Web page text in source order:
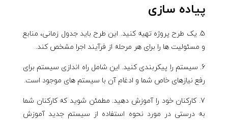
پیاده سازی
یک طرح پروژه تهیه کنید. این طرح باید جدول زمانی، منابع
و مسئولیت ها را برای هر مرحله از فرآیند اجرا مشخص کند.
سیستم را پیکربندی کنید. این شامل راه اندازی سیستم برای
رفع نیازهای خاص شما و ادغام آن با سیستم های موجود است.
کارکنان خود را آموزش دهید. مطمئن شوید که کارکنان شما
به درستی در مورد نحوه استفاده از سیستم جدید آموزش